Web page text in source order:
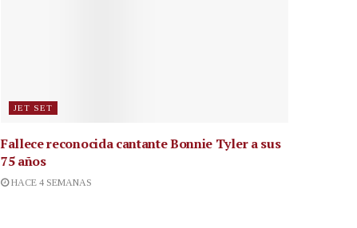
JET SET
Fallece reconocida cantanteBonnie Tyler a sus
75 años
HACE 4 SEMANAS